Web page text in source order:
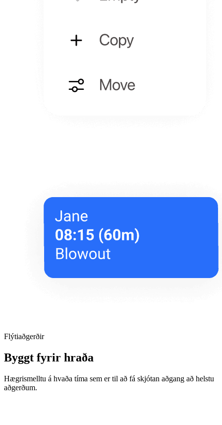
Flýtiaðgerðir
Byggt fyrir hraða
Hægrismelltu á hvaða tíma sem er til að fá skjótan aðgang að helstu
aðgerðum.